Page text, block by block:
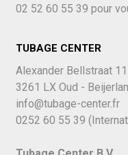
02 52 60 55 39 pour
TUBAGE CENTER
Alexander Bellstraat 11
3261 LX Oud -
info@tubage-center.fr
0252 60 55 39